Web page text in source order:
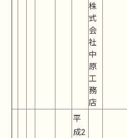
株
式
会
社
中
原
工
務
店
平
成2